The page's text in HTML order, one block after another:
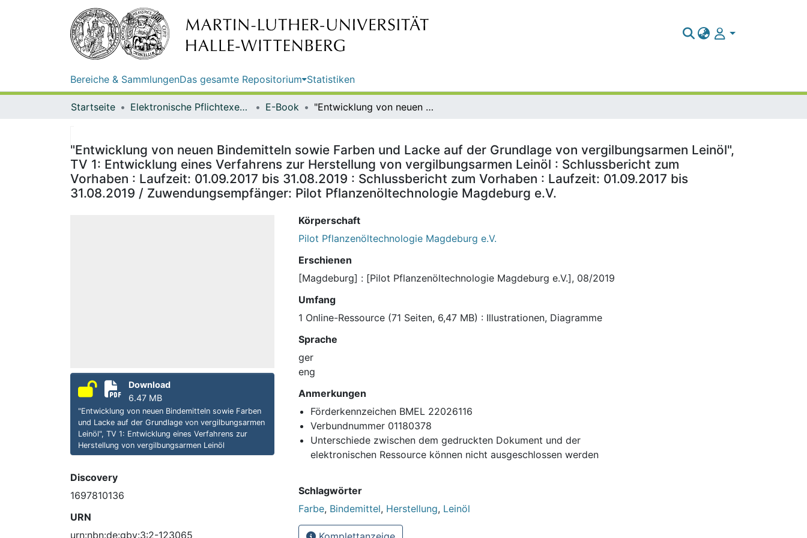
Bereiche & SammlungenDas gesamte Repositorium Statistiken
Startseite Elektronische Pflichtexemplare E-Book "Entwicklung von neuen Bindemitteln sowie Farben und Lacke auf der Grundlage von vergilbungsarmen Leinöl", TV 1: Entwicklung eines Verfahrens zur Herstellung von vergilbungsarmen Leinöl : Schlussbericht zum Vorhaben : Laufzeit: 01.09.2017 bis 31.08.2019 : Schlussbericht zum Vorhaben : Laufzeit: 01.09.2017 bis 31.08.2019 / Zuwendungsempfänger: Pilot Pflanzenöltechnologie Magdeburg e.V.
"Entwicklung von neuen Bindemitteln sowie Farben und Lacke auf der Grundlage von vergilbungsarmen Leinöl",
TV 1: Entwicklung eines Verfahrens zur Herstellung von vergilbungsarmen Leinöl : Schlussbericht zum
Vorhaben : Laufzeit: 01.09.2017 bis 31.08.2019 : Schlussbericht zum Vorhaben : Laufzeit: 01.09.2017 bis
31.08.2019 / Zuwendungsempfänger: Pilot Pflanzenöltechnologie Magdeburg e.V.
Download
6.47 MB
"Entwicklung von neuen Bindemitteln sowie Farben
und Lacke auf der Grundlage von vergilbungsarmen
Leinöl", TV 1: Entwicklung eines Verfahrens zur
Herstellung von vergilbungsarmen Leinöl
Discovery
1697810136
URN
urn:nbn:de:gbv:3:2-123065
Körperschaft
Pilot Pflanzenöltechnologie Magdeburg e.V.
Erschienen
[Magdeburg] : [Pilot Pflanzenöltechnologie Magdeburg e.V.], 08/2019
Umfang
1 Online-Ressource (71 Seiten, 6,47 MB) : Illustrationen, Diagramme
Sprache
ger
eng
Anmerkungen
Förderkennzeichen BMEL 22026116
Verbundnummer 01180378
Unterschiede zwischen dem gedruckten Dokument und der
elektronischen Ressource können nicht ausgeschlossen werden
Schlagwörter
Farbe, Bindemittel, Herstellung, Leinöl